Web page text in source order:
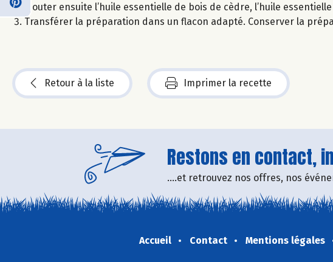
Ajouter ensuite l’huile essentielle de bois de cèdre, l’huile
Transférer la préparation dans un flacon adapté. Conserver la
Retour à la liste Imprimer la recette
Restons en contact,
....et retrouvez nos offres, nos
Accueil Contact Mentions légales